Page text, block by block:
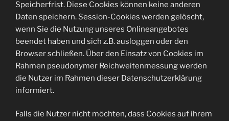
Speicherfrist. Diese Cookies können keine anderen
Daten speichern. Session-Cookies werden gelöscht,
wenn Sie die Nutzung unseres Onlineangebotes
beendet haben und sich z.B. ausloggen oder den
Browser schließen. Über den Einsatz von Cookies im
Rahmen pseudonymer Reichweitenmessung werden
die Nutzer im Rahmen dieser Datenschutzerklärung
informiert.
Falls die Nutzer nicht möchten, dass Cookies auf ihrem